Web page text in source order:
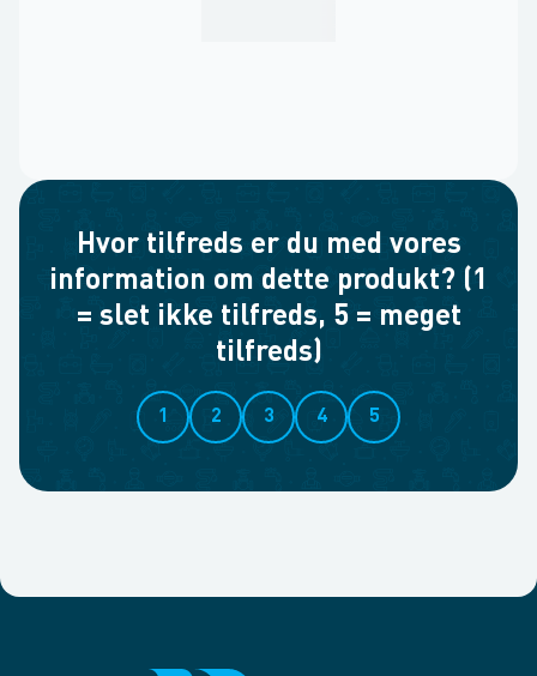
Hvor tilfreds er du med vores
information om dette produkt? (1
= slet ikke tilfreds, 5 = meget
tilfreds)
1 2 3 4 5